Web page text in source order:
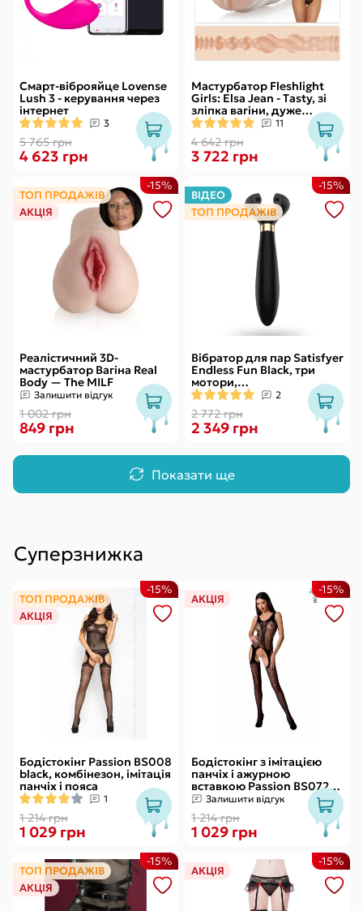
Смарт-віброяйце Lovense
Lush 3 - керування через
інтернет
3
5 765 грн
4 623 грн
Мастурбатор Fleshlight
Girls: Elsa Jean - Tasty, зі
зліпка вагіни, дуже
ніжний
11
4 642 грн
3 722 грн
ТОП ПРОДАЖІВ
АКЦІЯ
Реалістичний 3D-
мастурбатор Вагіна Real
Body — The MILF
Залишити відгук
1 002 грн
-15%
849 грн
ВІДЕО
ТОП ПРОДАЖІВ
Вібратор для пар Satisfyer
Endless Fun Black, три
мотори,
багатофункціональний
2
2 772 грн
-15%
2 349 грн
Показати ще
Суперзнижка
ТОП ПРОДАЖІВ
АКЦІЯ
Бодістокінг Passion BS008
black, комбінезон, імітація
панчіх і пояса
1
1 214 грн
-15%
1 029 грн
АКЦІЯ
Бодістокінг з імітацією
панчіх і ажурною
вставкою Passion BS072
blackЗалишити відгук
1 214 грн
-15%
1 029 грн
ТОП ПРОДАЖІВ
АКЦІЯ
-15%
АКЦІЯ
-15%